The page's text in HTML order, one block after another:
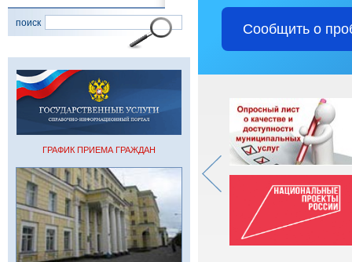
поиск
ГРАФИК ПРИЕМА ГРАЖДАН
Сообщить о